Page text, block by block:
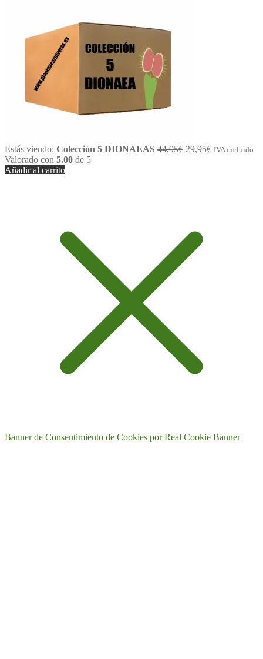
Estás viendo: Colección 5 DIONAEAS 44,95€ 29,95€ IVA incluido
Valorado con 5.00 de 5
Añadir al carrito
Banner de Consentimiento de Cookies por Real Cookie Banner